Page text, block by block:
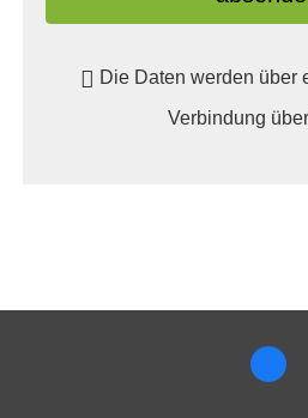
Die Daten werden über
Verbindung